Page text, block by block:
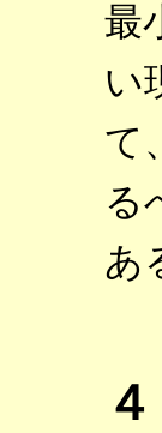
最
い
て
る
あ